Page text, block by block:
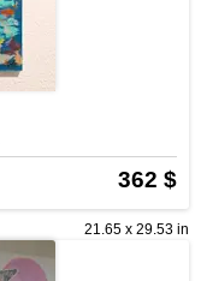
362 $
21.65 x 29.53 in